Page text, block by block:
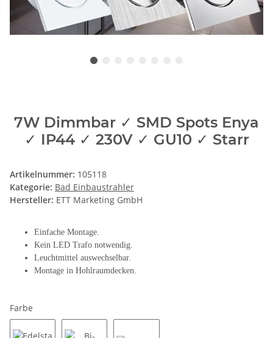
7W Dimmbar ✓ SMD Spots Enya
✓ IP44 ✓ 230V ✓ GU10 ✓ Starr
Artikelnummer: 105118
Kategorie: Bad Einbaustrahler
Hersteller: ETT Marketing GmbH
Einfache Montage.
Kein LED Trafo notwendig.
Leuchtmittel auswechselbar.
Montage in Hohlraumdecken.
Farbe